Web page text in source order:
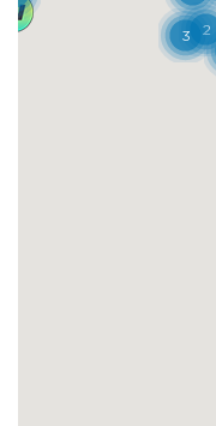
alcune con una
abitativa,
canne fumarie;
ricoveri per gli
diversi rispetto
individuabili
e nicchie per le